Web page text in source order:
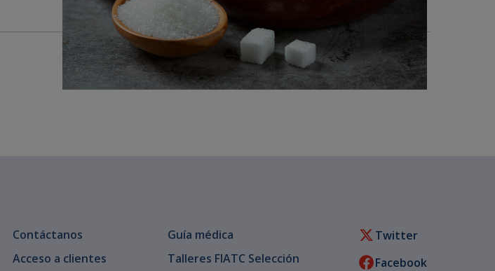
Contáctanos
Acceso a clientes
Guía médica
Talleres FIATC Selección
Twitter
Facebook